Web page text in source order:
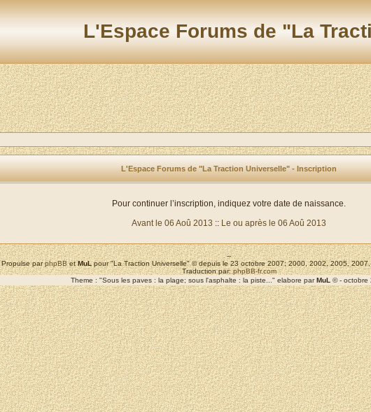
L'Espace Forums de "La
L'Espace Forums de "La Traction Universelle" - Inscription
Pour continuer l’inscription, indiquez votre date de naissance.
Avant le 06 Aoû 2013 :: Le ou après le 06 Aoû 2013
--
Propulse parphpBBetMuLpour "La Traction Universelle" © depuis le 23 octobre 2007; 2000, 2002, 2005,
Traduction par:phpBB-fr.com
Theme : "Sous les paves : la plage; sous l'asphalte : la piste..." elabore parMuL © - octobre